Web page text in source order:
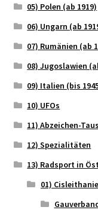
05) Polen (ab 1919)
06) Ungarn (ab
07) Rumänien (ab
08) Jugoslawien
09) Italien (bis
10) UFOs
11) Abzeichen-
12) Spezialitäten
13) Radsport in
01)